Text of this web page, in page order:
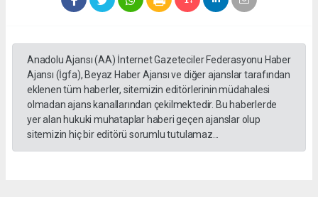
Anadolu Ajansı (AA) İnternet Gazeteciler Federasyonu Haber
Ajansı (İgfa), Beyaz Haber Ajansı ve diğer ajanslar tarafından
eklenen tüm haberler, sitemizin editörlerinin müdahalesi
olmadan ajans kanallarından çekilmektedir. Bu haberlerde
yer alan hukuki muhataplar haberi geçen ajanslar olup
sitemizin hiç bir editörü sorumlu tutulamaz...